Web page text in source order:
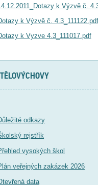
k Výzvě č.
k Výzvě č. 4.3_111122.pdf
k Vyzve 4.3_111017.pdf
odkazy
rejstřík
vysokých škol
veřejných zakázek 2026
data